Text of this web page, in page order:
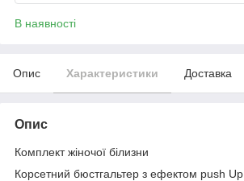
В наявності
Опис Характеристики Доставка
Опис
Комплект жіночої білизни
Корсетний бюстгальтер з ефектом push Up